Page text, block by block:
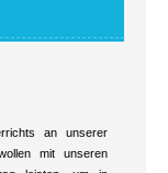
an unserer
mit unseren